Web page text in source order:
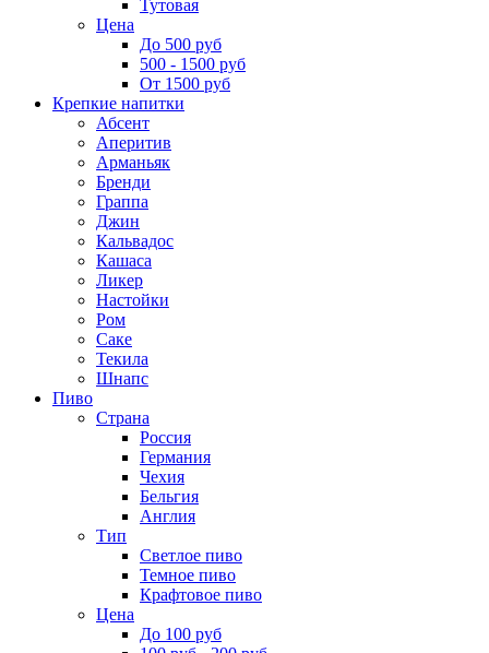
Тутовая
Цена
До 500 руб
500 - 1500 руб
От 1500 руб
Крепкие напитки
Абсент
Аперитив
Арманьяк
Бренди
Граппа
Джин
Кальвадос
Кашаса
Ликер
Настойки
Ром
Саке
Текила
Шнапс
Пиво
Страна
Россия
Германия
Чехия
Бельгия
Англия
Тип
Светлое пиво
Темное пиво
Крафтовое пиво
Цена
До 100 руб